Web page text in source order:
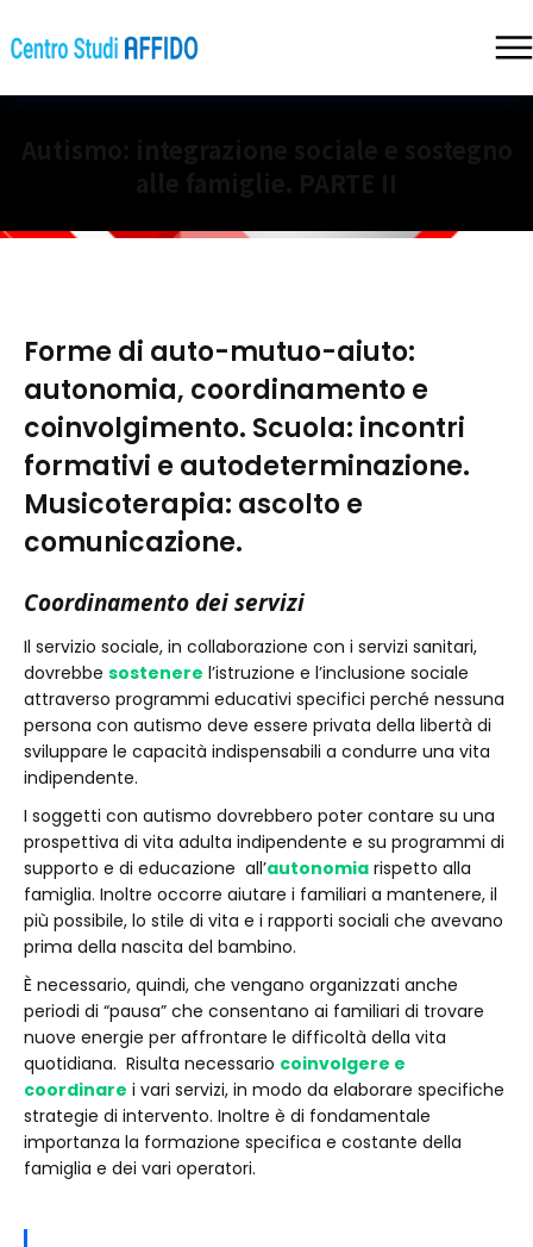
Forme di auto-mutuo-aiuto:
autonomia, coordinamento e
coinvolgimento. Scuola: incontri
formativi e autodeterminazione.
Musicoterapia: ascolto e
comunicazione.
Coordinamento dei servizi
Il servizio sociale, in collaborazione con i servizi sanitari,
dovrebbe sostenere l’istruzione e l’inclusione sociale
attraverso programmi educativi specifici perché nessuna
persona con autismo deve essere privata della libertà di
sviluppare le capacità indispensabili a condurre una vita
indipendente.
I soggetti con autismo dovrebbero poter contare su una
prospettiva di vita adulta indipendente e su programmi di
supporto e di educazione all’autonomia rispetto alla
famiglia. Inoltre occorre aiutare i familiari a mantenere, il
più possibile, lo stile di vita e i rapporti sociali che avevano
prima della nascita del bambino.
È necessario, quindi, che vengano organizzati anche
periodi di “pausa” che consentano ai familiari di trovare
nuove energie per affrontare le difficoltà della vita
quotidiana. Risulta necessario coinvolgere e
coordinare i vari servizi, in modo da elaborare specifiche
strategie di intervento. Inoltre è di fondamentale
importanza la formazione specifica e costante della
famiglia e dei vari operatori.